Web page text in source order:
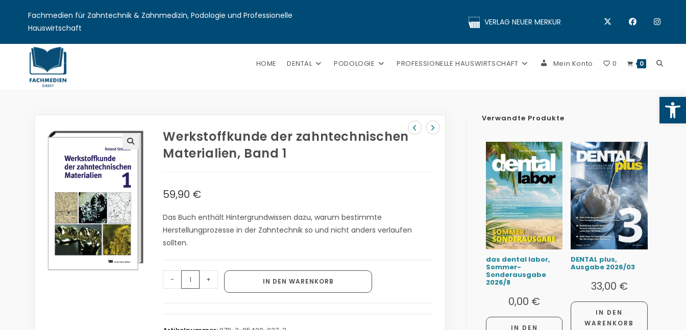
Fachmedien für Zahntechnik & Zahnmedizin, Podologie und Professionelle
Hauswirtschaft
VERLAG NEUER MERKUR
HOME DENTAL PODOLOGIE PROFESSIONELLE HAUSWIRTSCHAFT Mein Konto 0 0
Werkstoffkunde der zahntechnischen
Materialien, Band 1
59,90 €
Das Buch enthält Hintergrundwissen dazu, warum bestimmte
Herstellungprozesse in der Zahntechnik so und nicht anders verlaufen
sollten.
- + IN DEN WARENKORB
Verwandte Produkte
das dental labor,
Sommer-
Sonderausgabe
2026/8
0,00 €
IN DEN
DENTAL plus,
Ausgabe 2026/03
33,00 €
IN DEN
WARENKORB